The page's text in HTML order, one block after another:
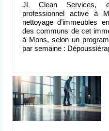
JL Clean Services,
professionnel active à
nettoyage d’immeubles
des communs de cet
à Mons, selon un
par semaine :